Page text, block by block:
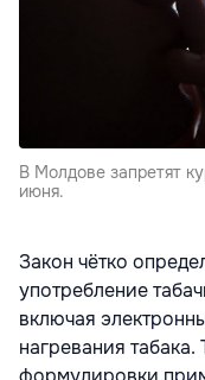
В Молдове запретят
июня.
Закон чётко
употребление
включая
нагревания